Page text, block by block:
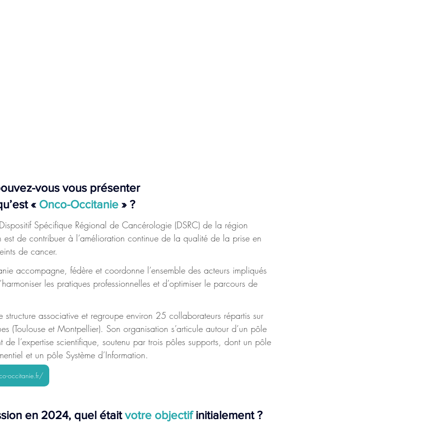
vous vous présenter
« Onco-Occitanie » ?
Spécifique Régional de Cancérologie (DSRC) de la région
de contribuer à l’amélioration continue de la qualité de la prise en
de cancer.
accompagne, fédère et coordonne l’ensemble des acteurs impliqués
les pratiques professionnelles et d’optimiser le parcours de
structure associative et regroupe environ 25 collaborateurs répartis sur
(Toulouse et Montpellier). Son organisation s’articule autour d’un pôle
l’expertise scientifique, soutenu par trois pôles supports, dont un pôle
et un pôle Système d’Information.
occitanie.fr/
en 2024, quel était votre objectif initialement ?